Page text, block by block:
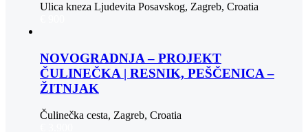
Ulica kneza Ljudevita Posavskog, Zagreb, Croatia
NOVOGRADNJA – PROJEKT
ČULINEČKA | RESNIK, PEŠČENICA –
ŽITNJAK
Čulinečka cesta, Zagreb, Croatia